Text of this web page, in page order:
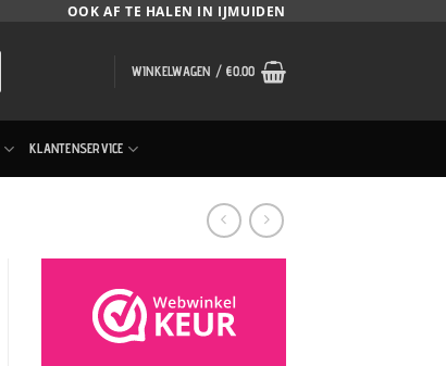
OOK AF TE HALEN IN IJMUIDEN
WINKELWAGEN /€0.00
KLANTENSERVICE